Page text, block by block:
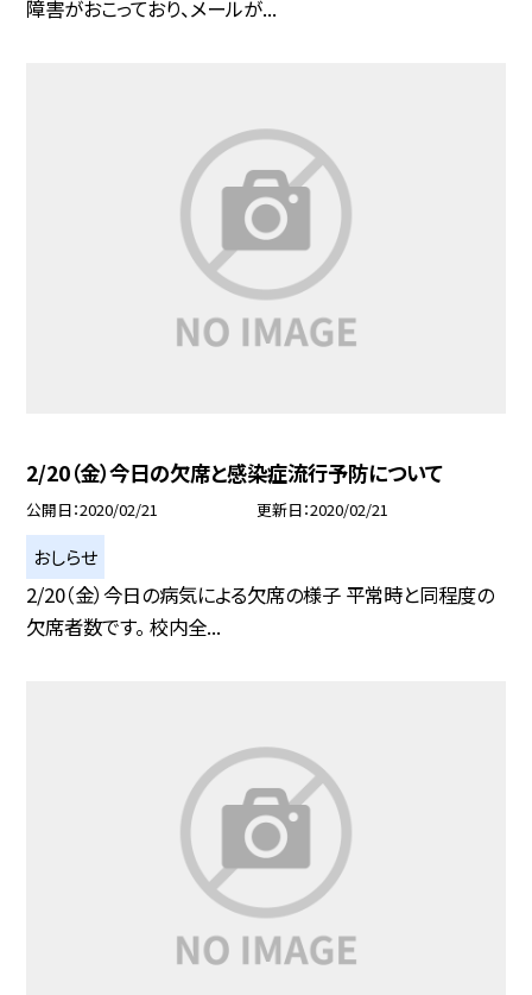
障害がおこっており、メールが...
2/20（金）今日の欠席と感染症流行予防について
公開日 2020/02/21 更新日 2020/02/21
おしらせ
2/20（金）今日の病気による欠席の様子 平常時と同程度の
欠席者数です。 校内全...